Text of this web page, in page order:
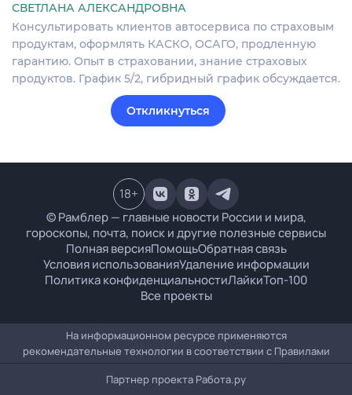
СВЕТЛАНА АЛЕКСАНДРОВНА
Консультировать клиентов автосервиса по страховым
продуктам, оформлять КАСКО, ОСАГО, продленную
гарантию. Опыт в страховании, знание страховых
продуктов. График 5/2, гибридный график обсуждается.
Откликнуться
© Рамблер — главные новости России и мира,
гороскопы, почта, поиск и другие полезные сервисы
Полная версияПомощьОбратная связь
Условия использованияУдаление информации
Политика конфиденциальностиЛайкиТоп-100
Все проекты
18+
На информационном ресурсе применяются
рекомендательные технологии в соответствии с Правилами
Партнер проекта Работа.ру